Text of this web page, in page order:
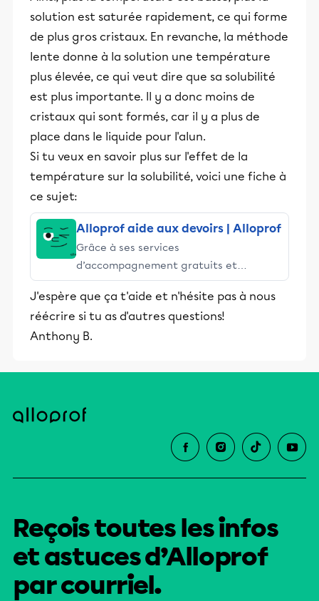
solution est saturée rapidement, ce qui forme
de plus gros cristaux. En revanche, la méthode
lente donne à la solution une température
plus élevée, ce qui veut dire que sa solubilité
est plus importante. Il y a donc moins de
cristaux qui sont formés, car il y a plus de
place dans le liquide pour l'alun.
Si tu veux en savoir plus sur l'effet de la
température sur la solubilité, voici une fiche à
ce sujet:
Alloprof aide aux devoirs | Alloprof
Grâce à ses services
d’accompagnement gratuits et
stimulants, Alloprof engage les élèves
et leurs parents dans la réussite
éducative.
J'espère que ça t'aide et n'hésite pas à nous
réécrire si tu as d'autres questions!
Anthony B.
Reçois toutes les infos
et astuces d’Alloprof
par courriel.